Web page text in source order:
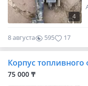
4
8 августа 595 17
Корпус топливного
75 000 ₸